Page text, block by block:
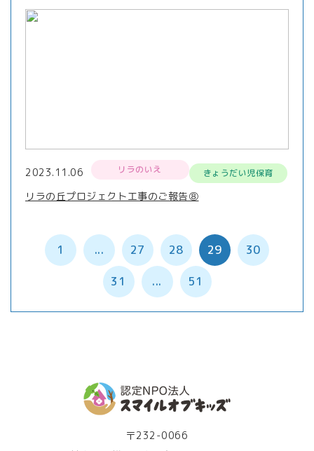
2023.11.06 リラのいえ きょうだい児保育
リラの丘プロジェクト工事のご報告⑧
1 ... 27 28 29 30
31 ... 51
〒232-0066